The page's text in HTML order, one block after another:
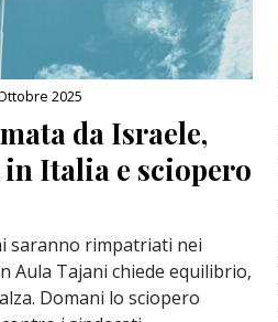
2025
da Israele,
Italia e sciopero
saranno rimpatriati nei
Aula Tajani chiede equilibrio,
Domani lo sciopero